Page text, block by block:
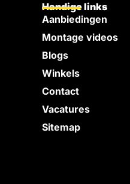
Handige links
Aanbiedingen
Montage videos
Blogs
Winkels
Contact
Vacatures
Sitemap